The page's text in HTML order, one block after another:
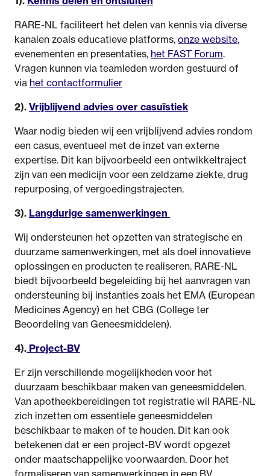
RARE-NL faciliteert het delen van kennis via diverse
kanalen zoals educatieve platforms, onze website,
evenementen en presentaties, het FAST Forum.
Vragen kunnen via teamleden worden gestuurd of
via het contactformulier
2). Vrijblijvend advies over casuïstiek
Waar nodig bieden wij een vrijblijvend advies rondom
een casus, eventueel met de inzet van externe
expertise. Dit kan bijvoorbeeld een ontwikkeltraject
zijn van een medicijn voor een zeldzame ziekte, drug
repurposing, of vergoedingstrajecten.
3). Langdurige samenwerkingen
Wij ondersteunen het opzetten van strategische en
duurzame samenwerkingen, met als doel innovatieve
oplossingen en producten te realiseren. RARE-NL
biedt bijvoorbeeld begeleiding bij het aanvragen van
ondersteuning bij instanties zoals het EMA (European
Medicines Agency) en het CBG (College ter
Beoordeling van Geneesmiddelen).
4). Project-BV
Er zijn verschillende mogelijkheden voor het
duurzaam beschikbaar maken van geneesmiddelen.
Van apotheekbereidingen tot registratie wil RARE-NL
zich inzetten om essentiele geneesmiddelen
beschikbaar te maken of te houden. Dit kan ook
betekenen dat er een project-BV wordt opgezet
onder maatschappelijke voorwaarden. Door het